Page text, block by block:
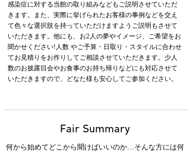
感染症に対する当館の取り組みなどもご説明させていただ
きます。また、実際に挙げられたお客様の事例などを交え
て色々な選択肢を持っていただけますようご説明もさせて
いただきます。他にも、お2人の夢やイメージ、ご希望をお
聞かせください!人数 やご予算・日取り・スタイルに合わせ
てお見積りをお作りしてご相談させていただきます。少人
数のお披露目会やお食事のお持ち帰りなどにも対応させて
いただきますので、どなた様も安心してご参加ください。
Fair Summary
何から始めてどこから聞けばいいのか…そんな方には何